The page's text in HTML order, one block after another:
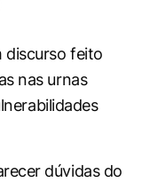
discurso feito
nas urnas
dúvidas do